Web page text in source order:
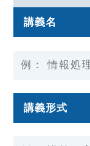
講義名
講義形式